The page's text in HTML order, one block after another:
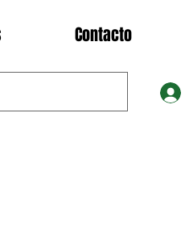
Contacto